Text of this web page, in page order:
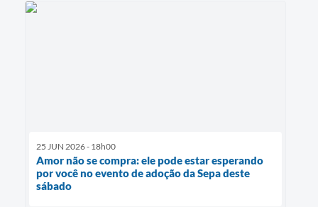
25 JUN 2026 - 18h00
Amor não se compra: ele pode estar esperando
por você no evento de adoção da Sepa deste
sábado